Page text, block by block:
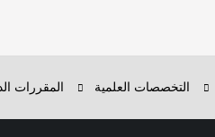
التخصصات العلمية المقررات